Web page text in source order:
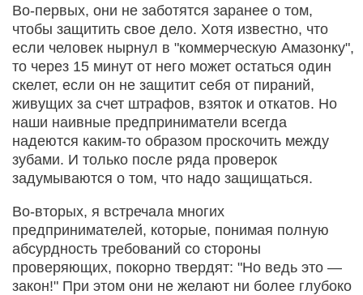
Во-первых, они не заботятся заранее о том,
чтобы защитить свое дело. Хотя известно, что
если человек нырнул в "коммерческую Амазонку",
то через 15 минут от него может остаться один
скелет, если он не защитит себя от пираний,
живущих за счет штрафов, взяток и откатов. Но
наши наивные предприниматели всегда
надеются каким-то образом проскочить между
зубами. И только после ряда проверок
задумываются о том, что надо защищаться.
Во-вторых, я встречала многих
предпринимателей, которые, понимая полную
абсурдность требований со стороны
проверяющих, покорно твердят: "Но ведь это —
закон!" При этом они не желают ни более глубоко